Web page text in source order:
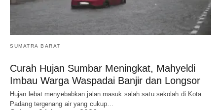
SUMATRA BARAT
Curah Hujan Sumbar Meningkat, Mahyeldi
Imbau Warga Waspadai Banjir dan Longsor
Hujan lebat menyebabkan jalan masuk salah satu sekolah di Kota
Padang tergenang air yang cukup…